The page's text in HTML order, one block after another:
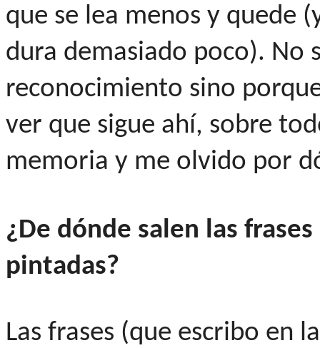
que se lea menos y quede
dura demasiado poco). No
reconocimiento sino
ver que sigue ahí, sobre
memoria y me olvido por
¿De dónde salen las
pintadas?
Las frases (que escribo en